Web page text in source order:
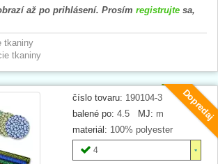
až po prihlásení. Prosím registrujte sa,
tkaniny
tkaniny
Dopredaj
číslo tovaru: 190104-3
balené po: 4.5 MJ: m
materiál: 100% polyester
4